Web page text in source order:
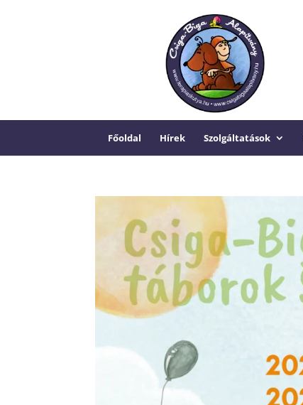
Főoldal Hírek Szolgáltatások